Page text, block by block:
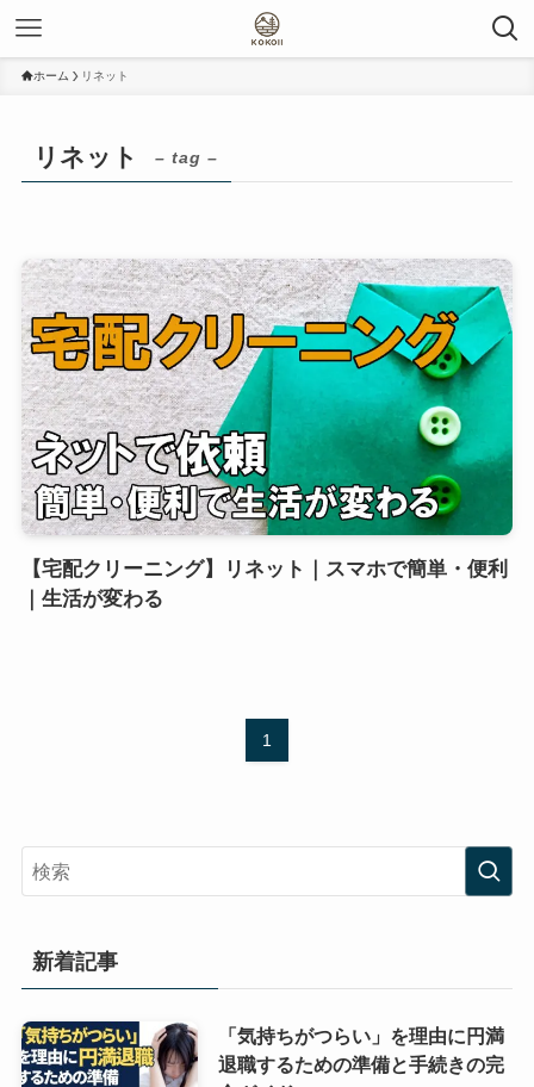
ホーム リネット
リネット – tag –
【宅配クリーニング】リネット｜スマホで簡単・便利
｜生活が変わる
1
新着記事
「気持ちがつらい」を理由に円満
退職するための準備と手続きの完